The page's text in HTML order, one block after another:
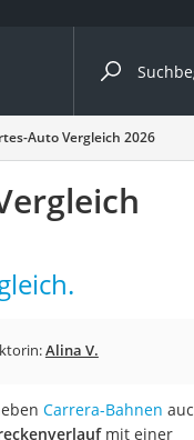
nach Kategorie
Auto Vergleich 2026
Alina V.
Carrera-Bahnen
mit einer